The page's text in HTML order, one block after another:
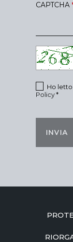
CAPTCHA
Ho
Policy*
INVIA